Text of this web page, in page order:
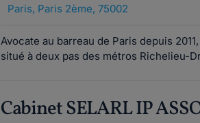
Paris, Paris 2ème, 75002
Avocate au barreau de Paris depuis
situé à deux pas des métros Richelieu-
Cabinet SELARL IP